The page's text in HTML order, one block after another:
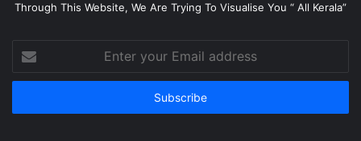
Through This Website, We Are Trying To Visualise You “ All Kerala”
your
Email